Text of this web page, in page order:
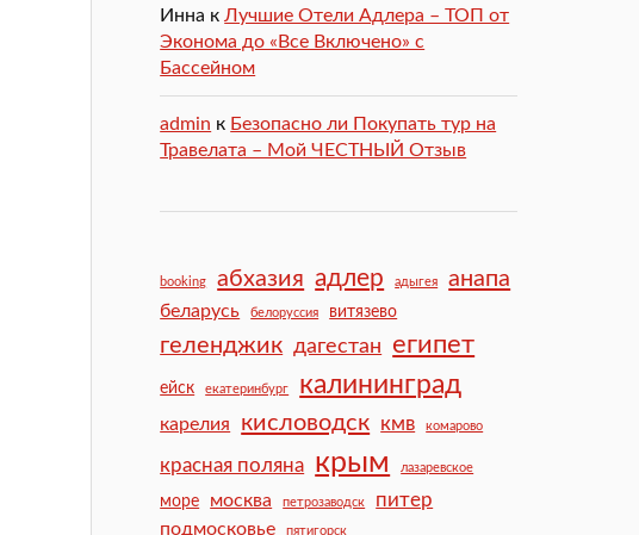
Инна к Лучшие Отели Адлера – ТОП от
Эконома до «Все Включено» с
Бассейном
admin к Безопасно ли Покупать тур на
Травелата – Мой ЧЕСТНЫЙ Отзыв
booking абхазия адлер адыгея анапа
беларусь белоруссия витязево
геленджик дагестан египет
ейск екатеринбург калининград
карелия кисловодск кмв комарово
красная поляна крым лазаревское
море москва петрозаводск питер
подмосковье пятигорск